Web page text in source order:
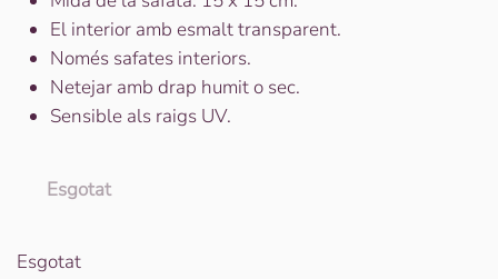
El interior amb esmalt transparent.
Només safates interiors.
Netejar amb drap humit o sec.
Sensible als raigs UV.
Esgotat
Esgotat